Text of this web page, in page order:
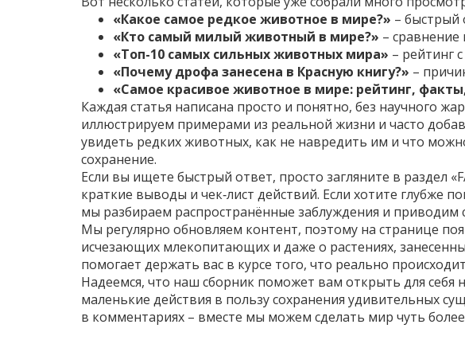
«Какое самое редкое животное в мире?» – быстрый
«Кто самый милый животный в мире?» –
«Топ-10 самых сильных животных мира» – рейтинг
«Почему дрофа занесена в Красную книгу?» –
«Самое красивое животное в мире: рейтинг,
Каждая статья написана просто и понятно, без научного
иллюстрируем примерами из реальной жизни и часто
увидеть редких животных, как не навредить им и что
сохранение.
Если вы ищете быстрый ответ, просто загляните в раздел
краткие выводы и чек‑лист действий. Если хотите глубже
мы разбираем распространённые заблуждения и приводим
Мы регулярно обновляем контент, поэтому на странице
исчезающих млекопитающих и даже о растениях,
помогает держать вас в курсе того, что реально
Надеемся, что наш сборник поможет вам открыть для
маленькие действия в пользу сохранения удивительных
в комментариях – вместе мы можем сделать мир чуть